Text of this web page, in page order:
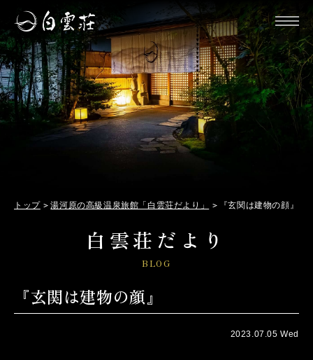
トップ 湯河原の高級温泉旅館「白雲荘だより」 『玄関は建物の顔』
白雲荘だより
BLOG
『玄関は建物の顔』
2023.07.05 Wed